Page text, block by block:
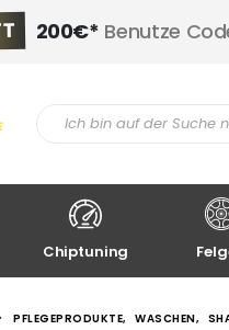
200€* Benutze
Chiptuning
PFLEGEPRODUKTE, WASCHEN,